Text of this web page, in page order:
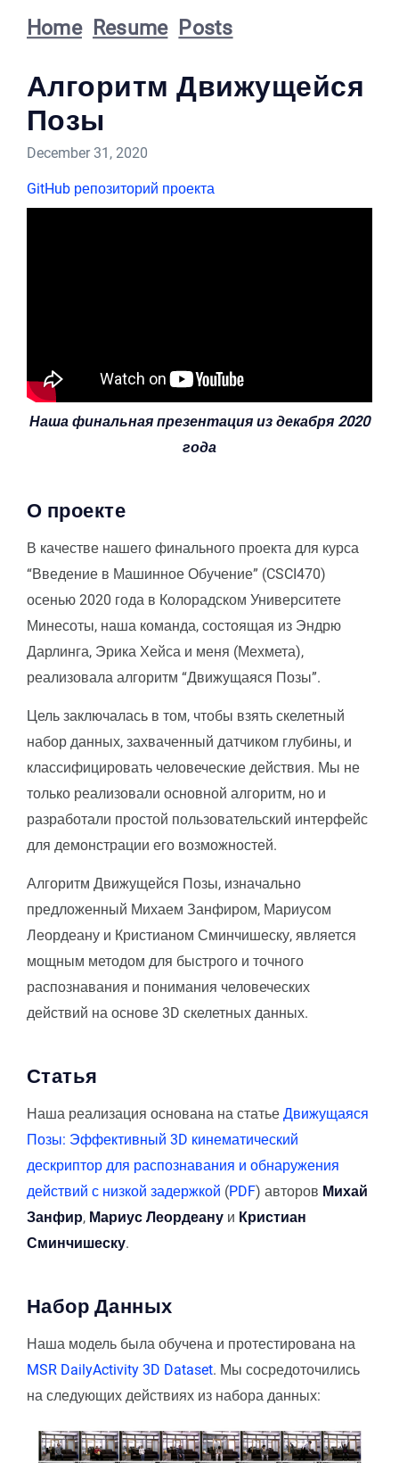
Home Resume Posts
Алгоритм Движущейся
Позы
December 31, 2020
GitHub репозиторий проекта
Наша финальная презентация из декабря 2020
года
О проекте
В качестве нашего финального проекта для курса
“Введение в Машинное Обучение” (CSCI470)
осенью 2020 года в Колорадском Университете
Минесоты, наша команда, состоящая из Эндрю
Дарлинга, Эрика Хейса и меня (Мехмета),
реализовала алгоритм “Движущаяся Позы”.
Цель заключалась в том, чтобы взять скелетный
набор данных, захваченный датчиком глубины, и
классифицировать человеческие действия. Мы не
только реализовали основной алгоритм, но и
разработали простой пользовательский интерфейс
для демонстрации его возможностей.
Алгоритм Движущейся Позы, изначально
предложенный Михаем Занфиром, Мариусом
Леордеану и Кристианом Сминчишеску, является
мощным методом для быстрого и точного
распознавания и понимания человеческих
действий на основе 3D скелетных данных.
Статья
Наша реализация основана на статье Движущаяся
Позы: Эффективный 3D кинематический
дескриптор для распознавания и обнаружения
действий с низкой задержкой (PDF) авторов Михай
Занфир, Мариус Леордеану и Кристиан
Сминчишеску.
Набор Данных
Наша модель была обучена и протестирована на
MSR DailyActivity 3D Dataset. Мы сосредоточились
на следующих действиях из набора данных: